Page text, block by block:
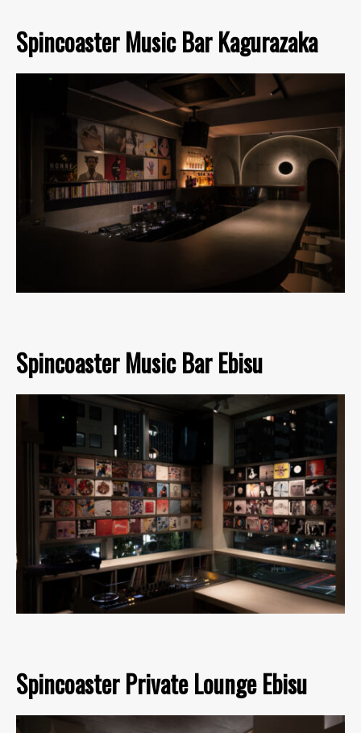
Spincoaster Music Bar Kagurazaka
Spincoaster Music Bar Ebisu
Spincoaster Private Lounge Ebisu